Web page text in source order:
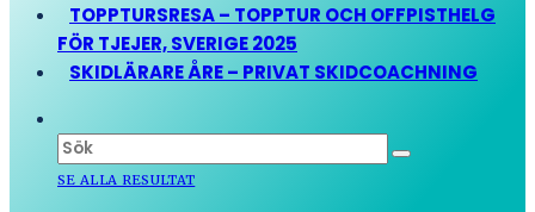
TOPPTURSRESA – TOPPTUR OCH OFFPISTHELG
FÖR TJEJER, SVERIGE 2025
SKIDLÄRARE ÅRE – PRIVAT SKIDCOACHNING
SE ALLA RESULTAT